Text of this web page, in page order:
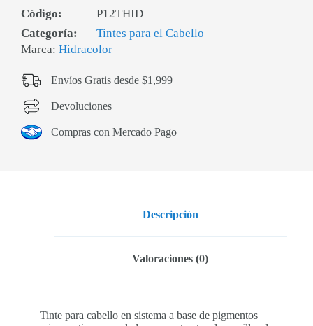
Código:
P12THID
Categoría:
Tintes para el Cabello
Marca: Hidracolor
Envíos Gratis desde $1,999
Devoluciones
Compras con Mercado Pago
Descripción
Valoraciones (0)
Tinte para cabello en sistema a base de pigmentos